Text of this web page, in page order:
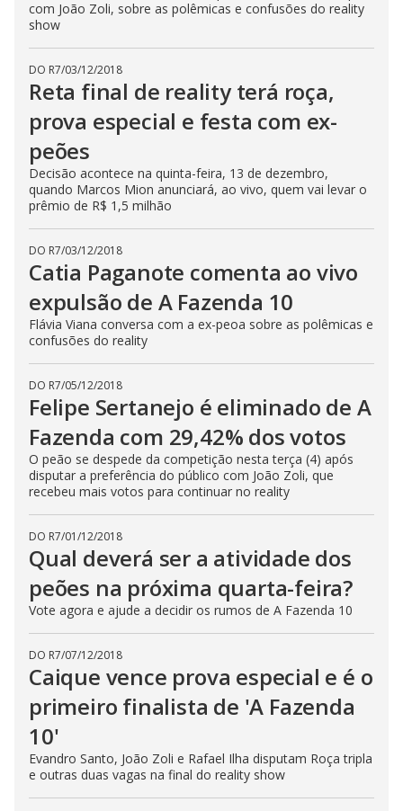
com João Zoli, sobre as polêmicas e confusões do reality
show
DO R7/03/12/2018
Reta final de reality terá roça,
prova especial e festa com ex-
peões
Decisão acontece na quinta-feira, 13 de dezembro,
quando Marcos Mion anunciará, ao vivo, quem vai levar o
prêmio de R$ 1,5 milhão
DO R7/03/12/2018
Catia Paganote comenta ao vivo
expulsão de A Fazenda 10
Flávia Viana conversa com a ex-peoa sobre as polêmicas e
confusões do reality
DO R7/05/12/2018
Felipe Sertanejo é eliminado de A
Fazenda com 29,42% dos votos
O peão se despede da competição nesta terça (4) após
disputar a preferência do público com João Zoli, que
recebeu mais votos para continuar no reality
DO R7/01/12/2018
Qual deverá ser a atividade dos
peões na próxima quarta-feira?
Vote agora e ajude a decidir os rumos de A Fazenda 10
DO R7/07/12/2018
Caique vence prova especial e é o
primeiro finalista de 'A Fazenda
10'
Evandro Santo, João Zoli e Rafael Ilha disputam Roça tripla
e outras duas vagas na final do reality show